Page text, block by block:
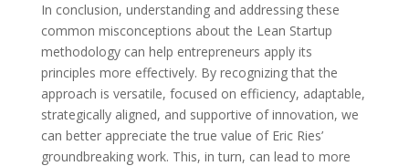
In conclusion, understanding and addressing these
common misconceptions about the Lean Startup
methodology can help entrepreneurs apply its
principles more effectively. By recognizing that the
approach is versatile, focused on efficiency, adaptable,
strategically aligned, and supportive of innovation, we
can better appreciate the true value of Eric Ries’
groundbreaking work. This, in turn, can lead to more